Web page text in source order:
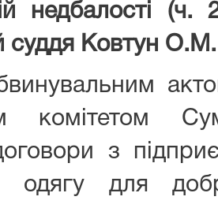
недбалості
суддя Ковтун О.М.
комітетом
з
одягу для